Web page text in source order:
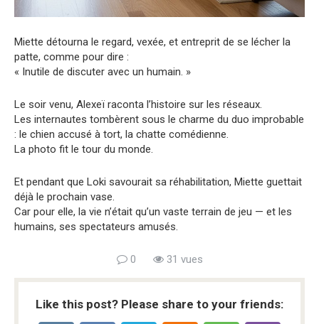
Miette détourna le regard, vexée, et entreprit de se lécher la
patte, comme pour dire :
« Inutile de discuter avec un humain. »
Le soir venu, Alexeï raconta l’histoire sur les réseaux.
Les internautes tombèrent sous le charme du duo improbable
: le chien accusé à tort, la chatte comédienne.
La photo fit le tour du monde.
Et pendant que Loki savourait sa réhabilitation, Miette guettait
déjà le prochain vase.
Car pour elle, la vie n’était qu’un vaste terrain de jeu — et les
humains, ses spectateurs amusés.
0 31 vues
Like this post? Please share to your friends: